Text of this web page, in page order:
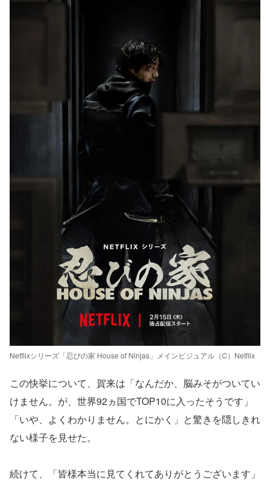
Netflixシリーズ「忍びの家 House of Ninjas」メインビジュアル（C）Netflix
この快挙について、賀来は「なんだか、脳みそがついてい
けません。が、世界92ヵ国でTOP10に入ったそうです」
「いや、よくわかりません。とにかく」と驚きを隠しきれ
ない様子を見せた。
続けて、「皆様本当に見てくれてありがとうございます」